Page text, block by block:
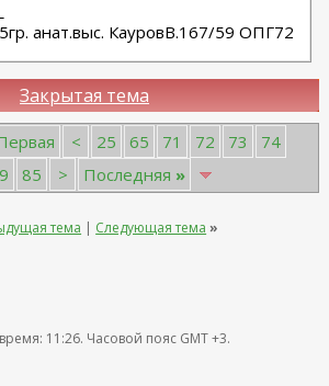
анат.выс. КауровВ.167/59 ОПГ72
Закрытая тема
< 25 65 71 72 73
74
85 > Последняя »
тема | Следующая тема »
11:26. Часовой пояс GMT +3.